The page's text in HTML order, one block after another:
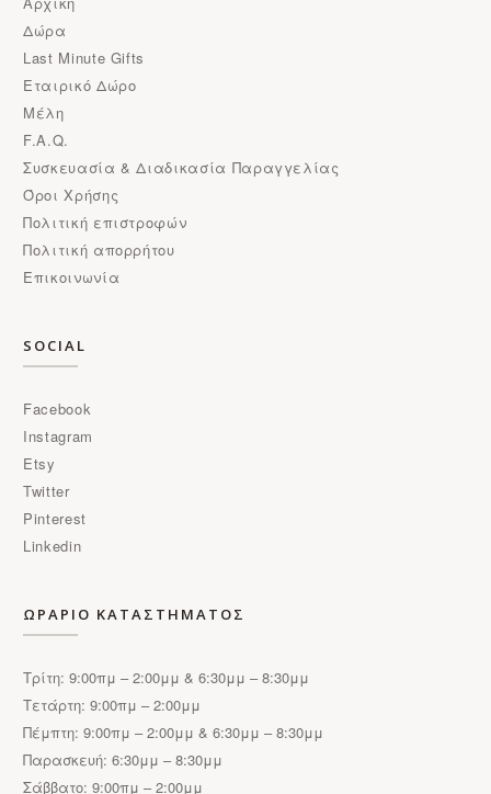
Δώρα
Last Minute Gifts
Εταιρικό Δώρο
Μέλη
F.A.Q.
Συσκευασία & Διαδικασία Παραγγελίας
Όροι Χρήσης
Πολιτική επιστροφών
Πολιτική απορρήτου
Επικοινωνία
SOCIAL
Facebook
Instagram
Etsy
Twitter
Pinterest
Linkedin
ΩΡΑΡΙΟ ΚΑΤΑΣΤΗΜΑΤΟΣ
Τρίτη: 9:00πμ – 2:00μμ & 6:30μμ – 8:30μμ
Τετάρτη: 9:00πμ – 2:00μμ
Πέμπτη: 9:00πμ – 2:00μμ & 6:30μμ – 8:30μμ
Παρασκευή: 6:30μμ – 8:30μμ
Σάββατο: 9:00πμ – 2:00μμ